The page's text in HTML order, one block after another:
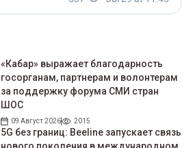
«Кабар» выражает благодарность
госорганам, партнерам и волонтерам
за поддержку форума СМИ стран
ШОС
09 Август 2026 2015
5G без границ: Beeline запускает связь
нового поколения в международном